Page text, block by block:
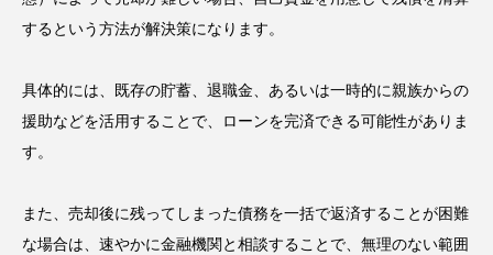
するという方法が解決策になります。
具体的には、既存の貯蓄、退職金、あるいは一時的に親族からの
援助などを活用することで、ローンを完済できる可能性がありま
す。
また、売却後に残ってしまった債務を一括で返済することが困難
な場合は、速やかに金融機関と相談することで、無理のない範囲